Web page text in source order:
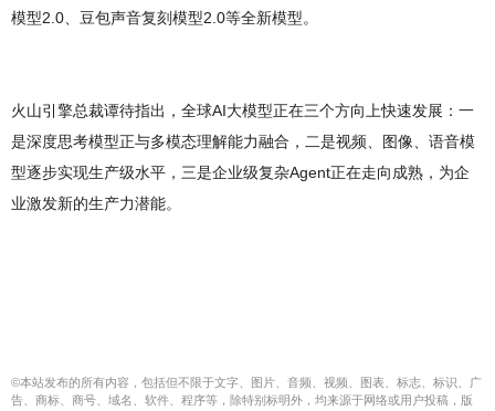
模型2.0、豆包声音复刻模型2.0等全新模型。
火山引擎总裁谭待指出，全球AI大模型正在三个方向上快速发展：一
是深度思考模型正与多模态理解能力融合，二是视频、图像、语音模
型逐步实现生产级水平，三是企业级复杂Agent正在走向成熟，为企
业激发新的生产力潜能。
©本站发布的所有内容，包括但不限于文字、图片、音频、视频、图表、标志、标识、广
告、商标、商号、域名、软件、程序等，除特别标明外，均来源于网络或用户投稿，版